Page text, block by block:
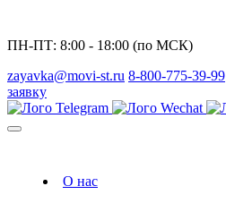
ПН-ПТ: 8:00 - 18:00 (по МСК)
zayavka@movi-st.ru 8-800-775-39-99
заявку
О нас